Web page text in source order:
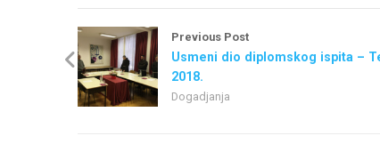
Previous Post
Usmeni dio diplomskog ispita –
2018.
Dogadjanja